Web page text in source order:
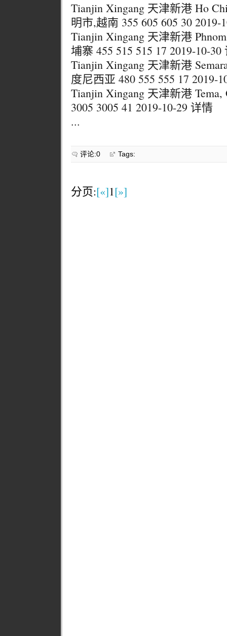
Tianjin Xingang 天津新港 Ho
明市,越南 355 605 605 30 2019-
Tianjin Xingang 天津新港
埔寨 455 515 515 17 2019-10-30
Tianjin Xingang 天津新港
度尼西亚 480 555 555 17 2019-
Tianjin Xingang 天津新港 Tema,
3005 3005 41 2019-10-29 详情
...
评论:0 Tags:
分页:[«]1[»]